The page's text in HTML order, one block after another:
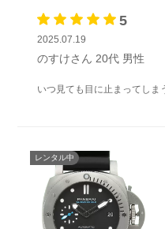
5
2025.07.19
のすけさん 20代 男性
いつ見ても目に止まってしま
レンタル中